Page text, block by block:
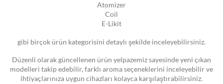
Atomizer
Coil
E-Likit
gibi birçok ürün kategorisini detaylı şekilde inceleyebilirsiniz.
Düzenli olarak güncellenen ürün yelpazemiz sayesinde yeni çıkan
modelleri takip edebilir, farklı aroma seçeneklerini inceleyebilir ve
ihtiyaçlarınıza uygun cihazları kolayca karşılaştırabilirsiniz.